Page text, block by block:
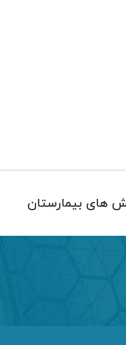
های بیمارستان